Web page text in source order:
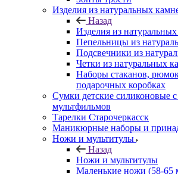
Изделия из натуральных
Назад
Изделия из
Пепельницы из
Подсвечники из
Четки из натуральных
Наборы стаканов,
подарочных коробках
Сумки детские силиконовые
мультфильмов
Тарелки Старочеркасск
Маникюрные наборы и
Ножи и мультитулы
Назад
Ножи и мультитулы
Маленькие ножи (58-65